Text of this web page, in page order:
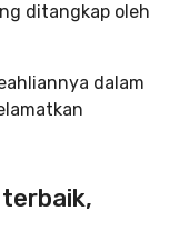
ditangkap oleh
dalam
terbaik,